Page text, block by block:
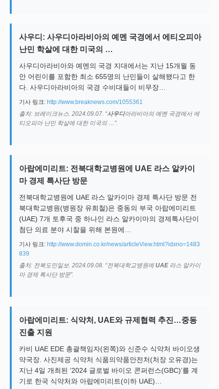
사우디: 사우디아라비아의 예멘 국경에서 에티오피아
난민 학살에 대한 미국의 …
사우디아라비아와 예멘의 국경 지대에서는 지난 15개월 동
안 어린이를 포함한 최소 655명의 난민들이 살해됐다고 한
다. 사우디아라비아의 국경 수비대들이 비무장…
기사 링크: http://www.breaknews.com/1055361
출처: 브레이크뉴스. 2024.09.07. “사우디아라비아의 예멘 국경에서 에
티오피아 난민 학살에 대한 미국의 …”.
아랍에미리트: 전북대학교병원에 UAE 라스 알카이
마 경제 특사단 방문
전북대학교병원에 UAE 라스 알카이마 경제 특사단 방문 전
북대학교병원(병원장 유희철)은 중동의 부국 아랍에미리트
(UAE) 7개 토후국 중 하나인 라스 알카이마의 경제특사단이
첨단 의료 분야 시찰을 위해 본원에…
기사 링크: http://www.domin.co.kr/news/articleView.html?idxno=1483
839
출처: 전북도민일보. 2024.09.08. “전북대학교병원에UAE라스 알카이
마 경제 특사단 방문”.
아랍에미리트: 식약처, UAE와 규제협력 추진…중동
진출 지원
카비 UAE EDE 총괄책임자(왼쪽)와 신준수 식약처 바이오생
약국장. 사진제공 식약처 식품의약품안전처(처장 오유경)는
지난 4일 개최된 ‘2024 글로벌 바이오 콘퍼런스(GBC)’를 계
기로 한국 식약처와 아랍에미리트(이하 UAE)…